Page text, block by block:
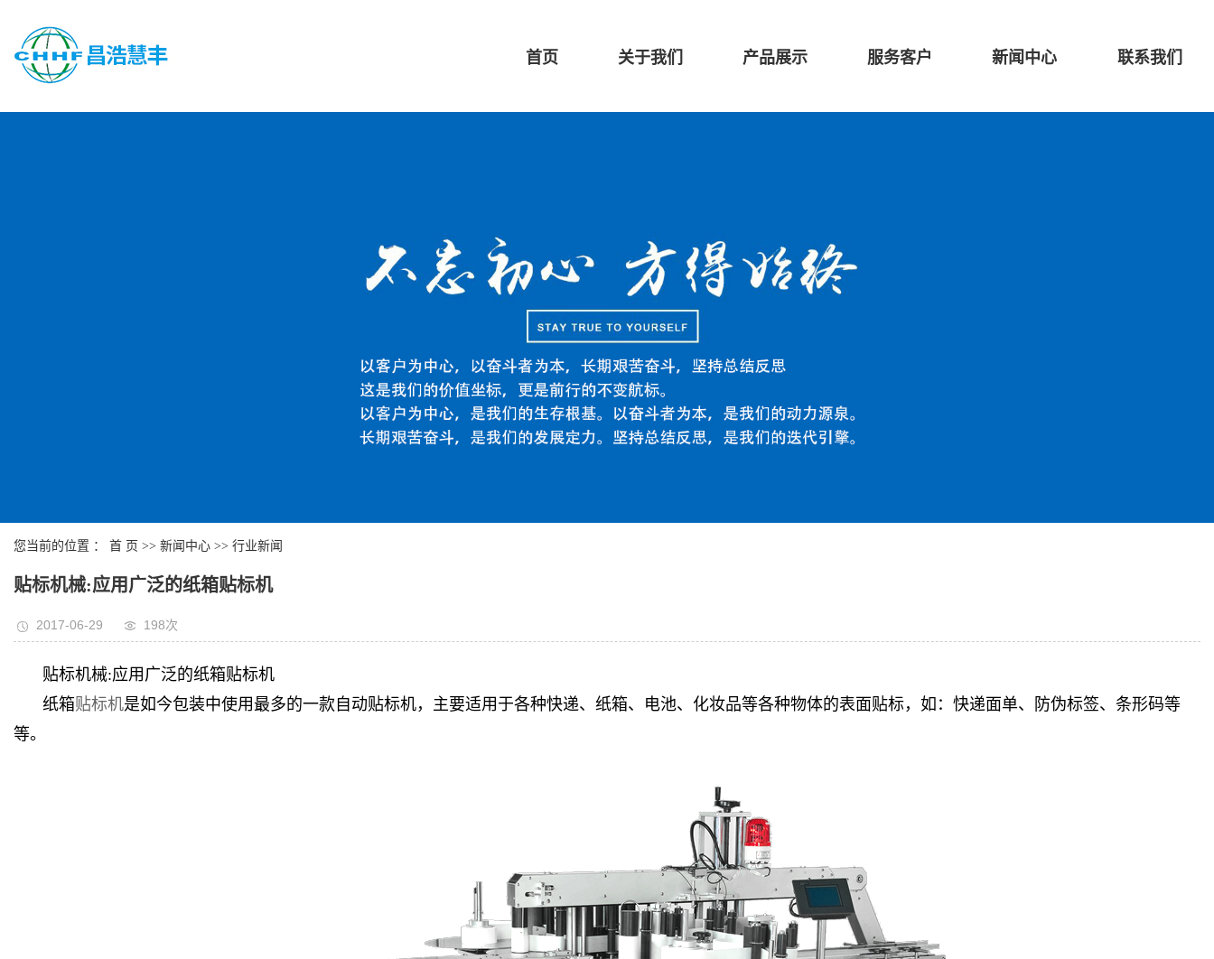
首页 关于我们 产品展示 服务客户 新闻中心 联系我们
您当前的位置 ： 首 页 >> 新闻中心 >> 行业新闻
贴标机械:应用广泛的纸箱贴标机
2017-06-29 198次
贴标机械:应用广泛的纸箱贴标机
纸箱贴标机是如今包装中使用最多的一款自动贴标机，主要适用于各种快递、纸箱、电池、化妆品等各种物体的表面贴标，如：快递面单、防伪标签、条形码等
等。